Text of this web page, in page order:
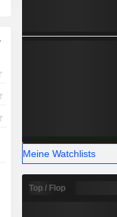
Meine Watchlists
Top / Flop